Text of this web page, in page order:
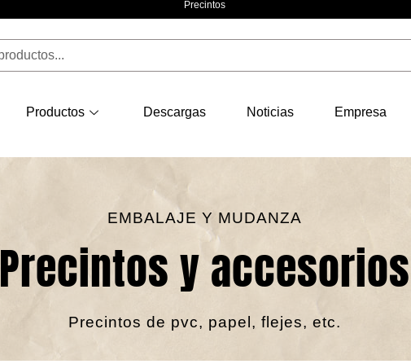
Precintos
Productos Descargas Noticias Empresa
EMBALAJE Y MUDANZA
Precintos y accesorios
Precintos de pvc, papel, flejes, etc.